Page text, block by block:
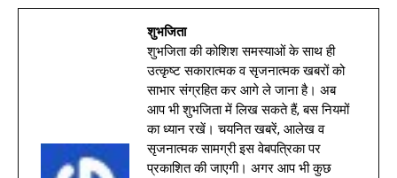
शुभजिता
शुभजिता की कोशिश समस्याओं के साथ ही
उत्कृष्ट सकारात्मक व सृजनात्मक खबरों को
साभार संग्रहित कर आगे ले जाना है। अब
आप भी शुभजिता में लिख सकते हैं, बस नियमों
का ध्यान रखें। चयनित खबरें, आलेख व
सृजनात्मक सामग्री इस वेबपत्रिका पर
प्रकाशित की जाएगी। अगर आप भी कुछ